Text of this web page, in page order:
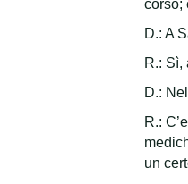
corso;
D.: A
R.: Sì,
D.:
R.:
un